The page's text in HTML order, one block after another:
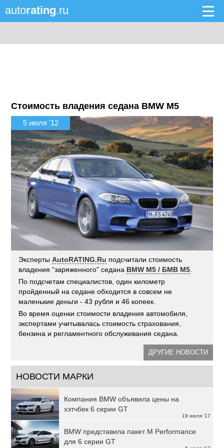
autorating.ru
Стоимость владения седана BMW M5
5 июля '12
ЭкспертыAutoRATING.Ru подсчитали стоимость
владения “заряженного” седана BMW M5 / БМВ М5
По подсчетам специалистов, один километр
пройденный на седане обходится в совсем не
маленькие деньги - 43 рубля и 46 копеек.
Во время оценки стоимости владения автомобиля,
экспертами учитывалась стоимость страхования,
бензина и регламентного обслуживания седана.
ДРУГИЕ НОВОСТИ
НОВОСТИ МАРКИ
19 июля '17
Компания BMW объявила цены на
хэтчбек 6 серии GT
BMW представила пакет M Performance
для 6 серии GT